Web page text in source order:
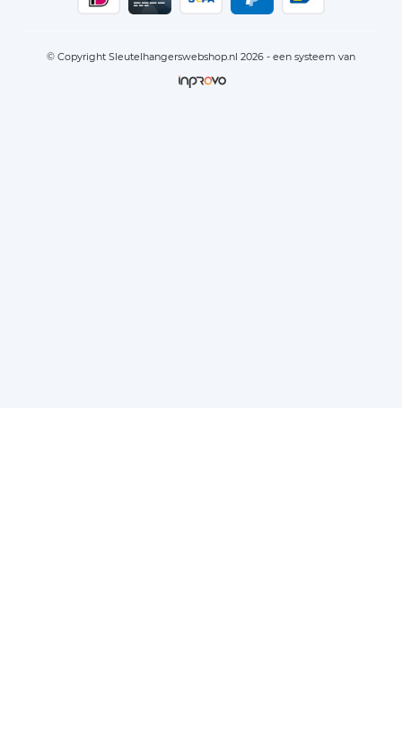
© Copyright Sleutelhangerswebshop.nl 2026 - een systeem van